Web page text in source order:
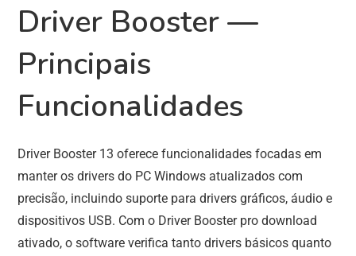
Driver Booster —
Principais
Funcionalidades
Driver Booster 13 oferece funcionalidades focadas em
manter os drivers do PC Windows atualizados com
precisão, incluindo suporte para drivers gráficos, áudio e
dispositivos USB. Com o Driver Booster pro download
ativado, o software verifica tanto drivers básicos quanto